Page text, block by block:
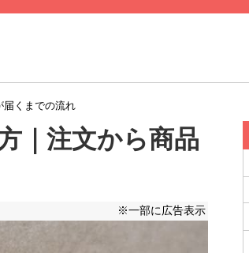
届くまでの流れ
｜注文から商品
※一部に広告表示